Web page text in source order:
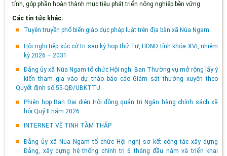
tỉnh, góp phần hoàn thành mục tiêu phát triển nông nghiệp bền vững.
Các tin tức khác:
Tuyên truyền phổ biến giáo dục pháp luật trên địa bàn xã Núa Ngam
Hội nghị tiếp xúc cử tri sau kỳ họp thứ Tư, HĐND tỉnh khóa XVI, nhiệm
kỳ 2026 – 2031
Đảng ủy xã Núa Ngam tổ chức Hội nghị Ban Thường vụ mở rộng lấy ý
kiến tham gia vào dự tháo báo cáo Giám sát thường xuyên theo
Quyết định số 55-QĐ/UBKTTU
Phiên họp Ban Đại diện Hội đồng quản trị Ngân hàng chính sách xã
hội Quý II năm 2026
INTERNET VỆ TINH TẦM THẤP
Đảng ủy xã Núa Ngam tổ chức Hội nghị sơ kết công tác xây dựng
Đảng, xây dựng hệ thống chính trị 6 tháng đầu năm và triển khai